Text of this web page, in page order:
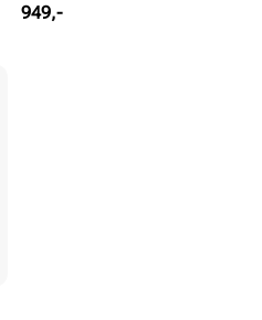
Pris
949,-